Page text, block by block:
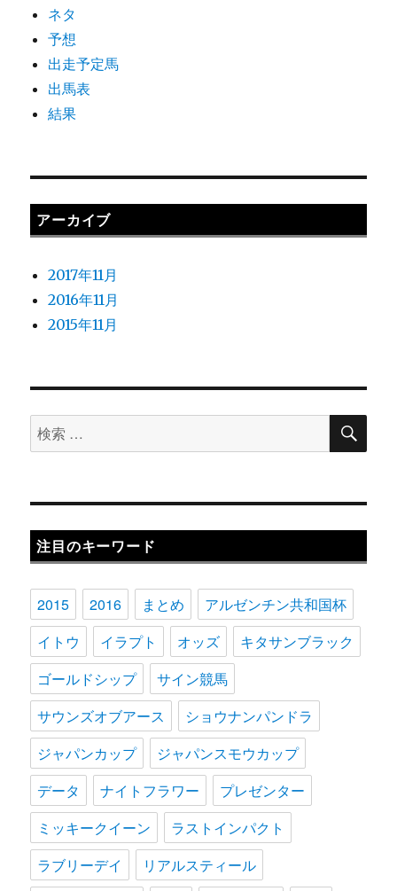
ネタ
予想
出走予定馬
出馬表
結果
アーカイブ
2017年11月
2016年11月
2015年11月
検
索
象:
検
注目のキーワード
2015 2016 まとめ
アルゼンチン共和国杯
イトウ
イラプト オッズ
キタサンブラック
ゴールドシップ
サイン競馬
サウンズオブアース
ショウナンパンドラ
ジャパンカップ
ジャパンスモウカップ
データ
ナイトフラワー
プレゼンター
ミッキークイーン
ラストインパクト
ラブリーデイ
リアルスティール